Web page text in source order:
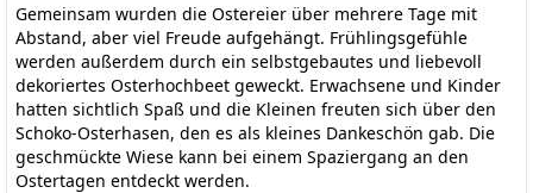
Gemeinsam wurden die Ostereier über mehrere Tage mit
Abstand, aber viel Freude aufgehängt. Frühlingsgefühle
werden außerdem durch ein selbstgebautes und liebevoll
dekoriertes Osterhochbeet geweckt. Erwachsene und Kinder
hatten sichtlich Spaß und die Kleinen freuten sich über den
Schoko-Osterhasen, den es als kleines Dankeschön gab. Die
geschmückte Wiese kann bei einem Spaziergang an den
Ostertagen entdeckt werden.